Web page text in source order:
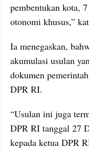
pembentukan kota,
otonomi khusus,”
Ia menegaskan,
akumulasi usulan
dokumen
DPR RI.
“Usulan ini juga
DPR RI tanggal 27
kepada ketua DPR